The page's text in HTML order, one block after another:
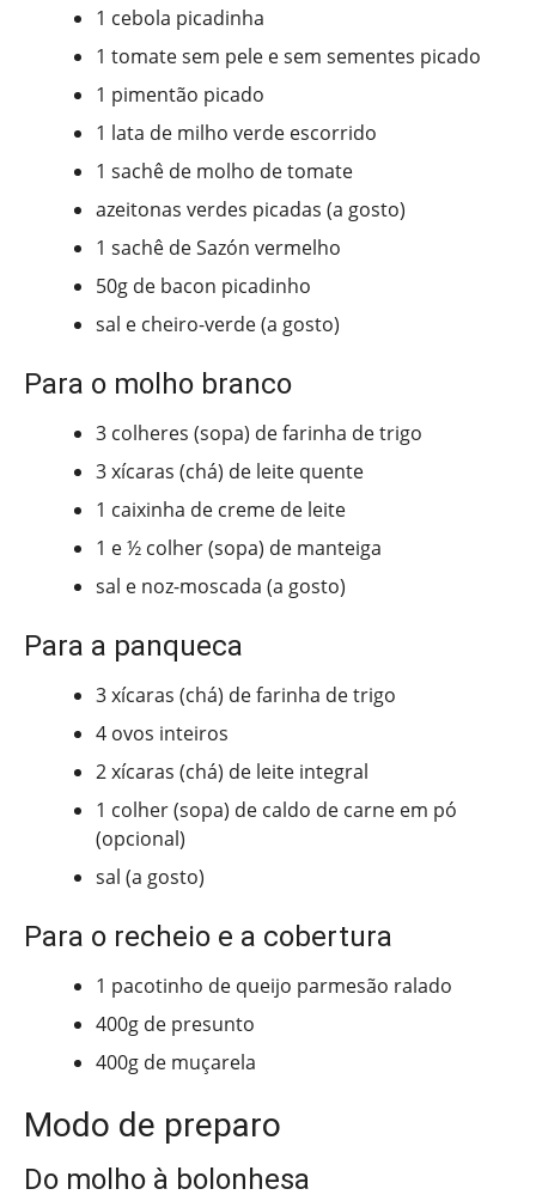
1 cebola picadinha
1 tomate sem pele e sem sementes picado
1 pimentão picado
1 lata de milho verde escorrido
1 sachê de molho de tomate
azeitonas verdes picadas (a gosto)
1 sachê de Sazón vermelho
50g de bacon picadinho
sal e cheiro-verde (a gosto)
Para o molho branco
3 colheres (sopa) de farinha de trigo
3 xícaras (chá) de leite quente
1 caixinha de creme de leite
1 e ½ colher (sopa) de manteiga
sal e noz-moscada (a gosto)
Para a panqueca
3 xícaras (chá) de farinha de trigo
4 ovos inteiros
2 xícaras (chá) de leite integral
1 colher (sopa) de caldo de carne em pó
(opcional)
sal (a gosto)
Para o recheio e a cobertura
1 pacotinho de queijo parmesão ralado
400g de presunto
400g de muçarela
Modo de preparo
Do molho à bolonhesa